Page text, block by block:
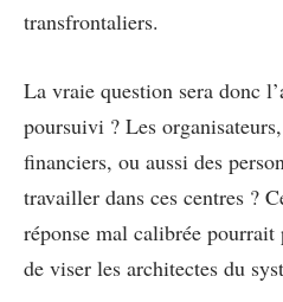
transfrontaliers.
La vraie question sera donc
poursuivi ? Les
financiers, ou aussi des
travailler dans ces centres ?
réponse mal calibrée
de viser les architectes du